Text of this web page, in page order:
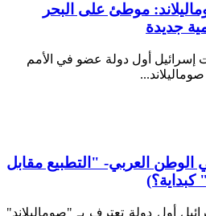
موطئ على البحر
جديدة
الأول 2025، باتت إسرائيل أول دولة عضو في الأمم
الوطن العربي- "التطبيع مقابل
كبداية؟)
إسرائيل أول دولة تعترف بـ "صوماليلاند"